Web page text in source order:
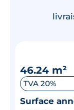
46.24 m²
TVA 20%
Surface